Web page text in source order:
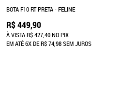
BOTA F10 RT PRETA - FELINE
R$ 449,90
À VISTAR$ 427,40NO PIX
EM ATÉ6XDER$ 74,98SEM JUROS